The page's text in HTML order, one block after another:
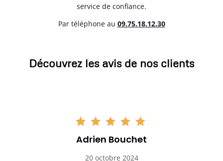
service de confiance.
Par téléphone au 09.75.18.12.30
Découvrez les avis de nos clients
Adrien Bouchet
20 octobre 2024